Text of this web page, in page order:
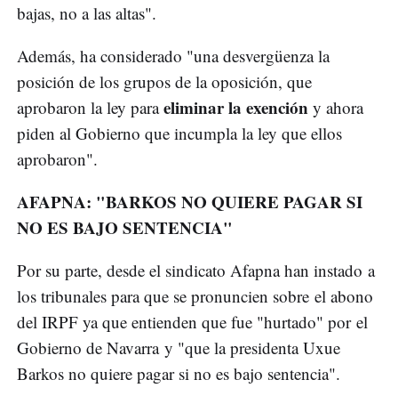
bajas, no a las altas".
Además, ha considerado "una desvergüenza la
posición de los grupos de la oposición, que
aprobaron la ley paraeliminar la exención y ahora
piden al Gobierno que incumpla la ley que ellos
aprobaron".
AFAPNA: "BARKOS NO QUIERE PAGAR SI
NO ES BAJO SENTENCIA"
Por su parte, desde el sindicato Afapna han instado a
los tribunales para que se pronuncien sobre el abono
del IRPF ya que entienden que fue "hurtado" por el
Gobierno de Navarra y "que la presidenta Uxue
Barkos no quiere pagar si no es bajo sentencia".